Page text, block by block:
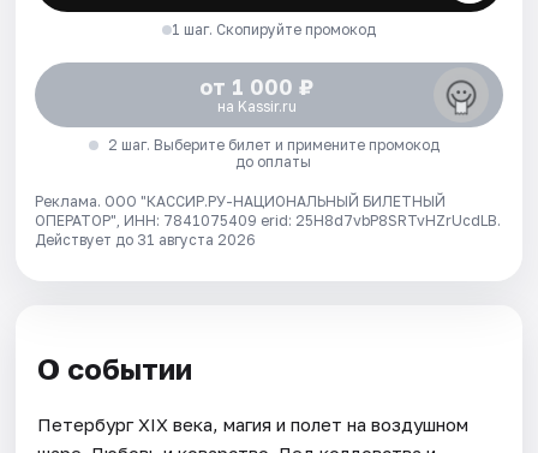
1 шаг. Скопируйте промокод
от 1 000 ₽
на Kassir.ru
2 шаг. Выберите билет и примените промокод
до оплаты
Реклама. ООО "КАССИР.РУ-НАЦИОНАЛЬНЫЙ БИЛЕТНЫЙ
ОПЕРАТОР", ИНН: 7841075409 erid: 25H8d7vbP8SRTvHZrUcdLB.
Действует до 31 августа 2026
О событии
Петербург XIX века, магия и полет на воздушном